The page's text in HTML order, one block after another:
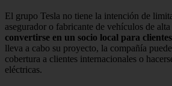
El grupo Tesla no tiene la intención de
asegurador o fabricante de vehículos de alta
convertirse en un socio local para
lleva a cabo su proyecto, la compañía
cobertura a clientes internacionales o
eléctricas.